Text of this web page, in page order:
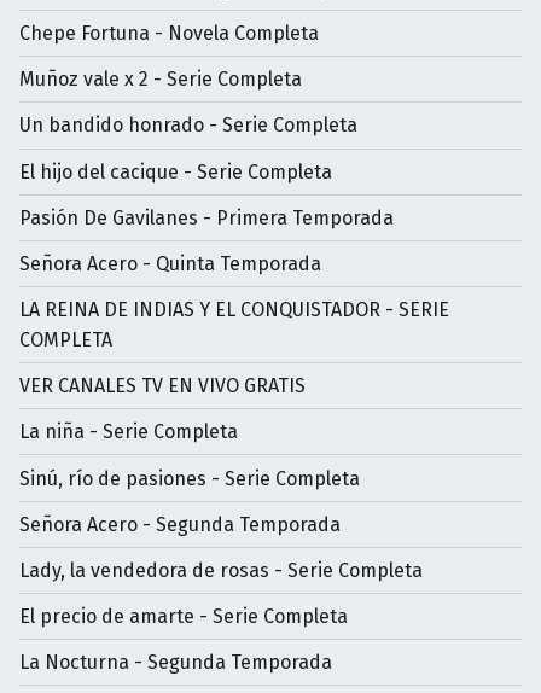
Chepe Fortuna - Novela Completa
Muñoz vale x 2 - Serie Completa
Un bandido honrado - Serie Completa
El hijo del cacique - Serie Completa
Pasión De Gavilanes - Primera Temporada
Señora Acero - Quinta Temporada
LA REINA DE INDIAS Y EL CONQUISTADOR - SERIE
COMPLETA
VER CANALES TV EN VIVO GRATIS
La niña - Serie Completa
Sinú, río de pasiones - Serie Completa
Señora Acero - Segunda Temporada
Lady, la vendedora de rosas - Serie Completa
El precio de amarte - Serie Completa
La Nocturna - Segunda Temporada